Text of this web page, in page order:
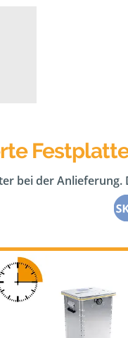
bei der